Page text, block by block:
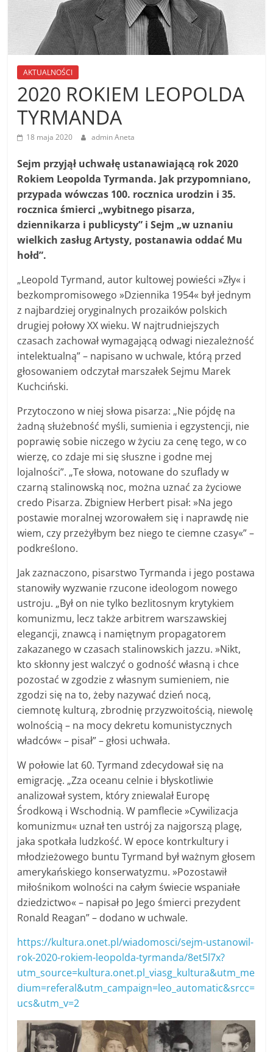
AKTUALNOŚCI
2020 ROKIEM LEOPOLDA
TYRMANDA
18 maja 2020 admin Aneta
Sejm przyjął uchwałę ustanawiającą rok 2020
Rokiem Leopolda Tyrmanda. Jak przypomniano,
przypada wówczas 100. rocznica urodzin i 35.
rocznica śmierci „wybitnego pisarza,
dziennikarza i publicysty” i Sejm „w uznaniu
wielkich zasług Artysty, postanawia oddać Mu
hołd”.
„Leopold Tyrmand, autor kultowej powieści »Zły« i
bezkompromisowego »Dziennika 1954« był jednym
z najbardziej oryginalnych prozaików polskich
drugiej połowy XX wieku. W najtrudniejszych
czasach zachował wymagającą odwagi niezależność
intelektualną” – napisano w uchwale, którą przed
głosowaniem odczytał marszałek Sejmu Marek
Kuchciński.
Przytoczono w niej słowa pisarza: „Nie pójdę na
żadną służebność myśli, sumienia i egzystencji, nie
poprawię sobie niczego w życiu za cenę tego, w co
wierzę, co zdaje mi się słuszne i godne mej
lojalności”. „Te słowa, notowane do szuflady w
czarną stalinowską noc, można uznać za życiowe
credo Pisarza. Zbigniew Herbert pisał: »Na jego
postawie moralnej wzorowałem się i naprawdę nie
wiem, czy przeżyłbym bez niego te ciemne czasy«” –
podkreślono.
Jak zaznaczono, pisarstwo Tyrmanda i jego postawa
stanowiły wyzwanie rzucone ideologom nowego
ustroju. „Był on nie tylko bezlitosnym krytykiem
komunizmu, lecz także arbitrem warszawskiej
elegancji, znawcą i namiętnym propagatorem
zakazanego w czasach stalinowskich jazzu. »Nikt,
kto skłonny jest walczyć o godność własną i chce
pozostać w zgodzie z własnym sumieniem, nie
zgodzi się na to, żeby nazywać dzień nocą,
ciemnotę kulturą, zbrodnię przyzwoitością, niewolę
wolnością – na mocy dekretu komunistycznych
władców« – pisał” – głosi uchwała.
W połowie lat 60. Tyrmand zdecydował się na
emigrację. „Zza oceanu celnie i błyskotliwie
analizował system, który zniewalał Europę
Środkową i Wschodnią. W pamflecie »Cywilizacja
komunizmu« uznał ten ustrój za najgorszą plagę,
jaka spotkała ludzkość. W epoce kontrkultury i
młodzieżowego buntu Tyrmand był ważnym głosem
amerykańskiego konserwatyzmu. »Pozostawił
miłośnikom wolności na całym świecie wspaniałe
dziedzictwo« – napisał po Jego śmierci prezydent
Ronald Reagan” – dodano w uchwale.
https://kultura.onet.pl/wiadomosci/sejm-ustanowil-
rok-2020-rokiem-leopolda-tyrmanda/8et5l7x?
utm_source=kultura.onet.pl_viasg_kultura&utm_me
dium=referal&utm_campaign=leo_automatic&srcc=
ucs&utm_v=2